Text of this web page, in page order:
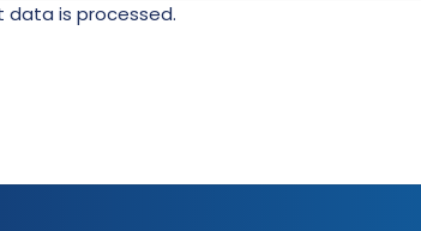
data is processed.